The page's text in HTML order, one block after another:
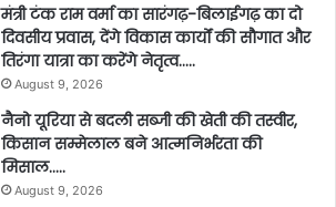
मंत्री टंक राम वर्मा का सारंगढ़-बिलाईगढ़ का दो
दिवसीय प्रवास, देंगे विकास कार्यों की सौगात और
तिरंगा यात्रा का करेंगे नेतृत्व…..
August 9, 2026
नैनो यूरिया से बदली सब्जी की खेती की तस्वीर,
किसान सम्मेलाल बने आत्मनिर्भरता की
मिसाल…..
August 9, 2026